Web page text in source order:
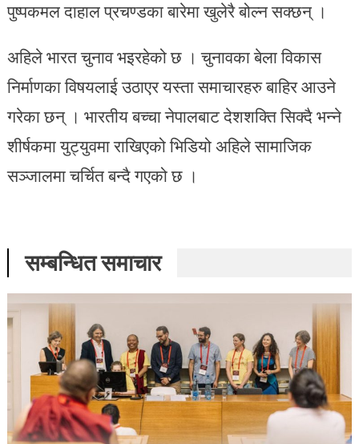
पुष्पकमल दाहाल प्रचण्डका बारेमा खुलेरै बोल्न सक्छन् ।
अहिले भारत चुनाव भइरहेको छ । चुनावका बेला विकास
निर्माणका विषयलाई उठाएर यस्ता समाचारहरु बाहिर आउने
गरेका छन् । भारतीय बच्चा नेपालबाट देशशक्ति सिक्दै भन्ने
शीर्षकमा युट्युवमा राखिएको भिडियो अहिले सामाजिक
सञ्जालमा चर्चित बन्दै गएको छ ।
सम्बन्धित समाचार